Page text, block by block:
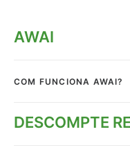
AWAI
COM FUNCIONA AWAI?
DESCOMPTE